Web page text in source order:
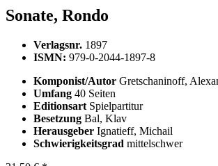
Sonate, Rondo
Verlagsnr. 1897
ISMN: 979-0-2044-1897-8
Komponist/Autor Gretschaninoff,
Umfang 40 Seiten
Editionsart Spielpartitur
Besetzung Bal, Klav
Herausgeber Ignatieff, Michail
Schwierigkeitsgrad mittelschwer